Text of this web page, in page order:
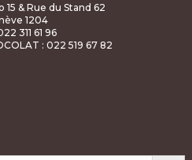
15 & Rue du Stand 62
1204
311 61 96
: 022 519 67 82